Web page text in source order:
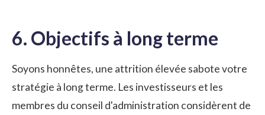
6. Objectifs à long terme
Soyons honnêtes, une attrition élevée sabote votre
stratégie à long terme. Les investisseurs et les
membres du conseil d'administration considèrent de